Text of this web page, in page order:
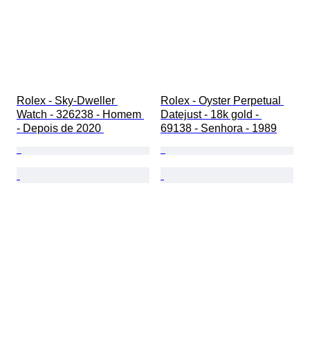
Rolex - Sky-Dweller
Watch - 326238 - Homem
- Depois de 2020
Rolex - Oyster Perpetual
Datejust - 18k gold -
69138 - Senhora - 1989